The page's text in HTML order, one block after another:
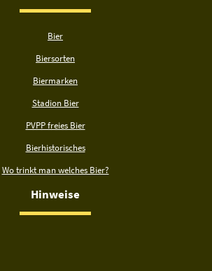
Bier
Biersorten
Biermarken
Stadion Bier
PVPP freies Bier
Bierhistorisches
Wo trinkt man welches Bier?
Hinweise